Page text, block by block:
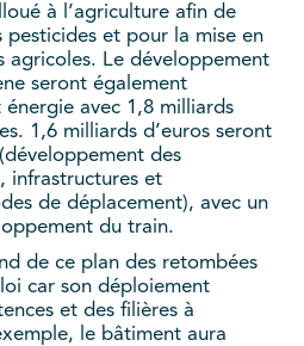
à l’agriculture afin de
pesticides et pour la mise en
agricoles. Le développement
seront également
avec 1,8 milliards
1,6 milliards d’euros seront
des
infrastructures et
de déplacement), avec un
du train.
de ce plan des retombées
car son déploiement
et des filières à
le bâtiment aura